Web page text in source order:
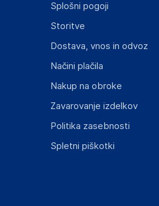
Splošni pogoji
Storitve
Dostava, vnos in odvoz
Načini plačila
Nakup na obroke
Zavarovanje izdelkov
Politika zasebnosti
Spletni piškotki